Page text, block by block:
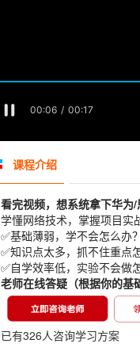
课程介绍
看完视频，想系统拿下华为/
学懂网络技术，掌握项目实
✅基础薄弱，学不会怎么办？
✅知识点太多，抓不住重点
✅自学效率低，实验不会做
老师在线答疑 （根据你的
已有326人咨询学习方案